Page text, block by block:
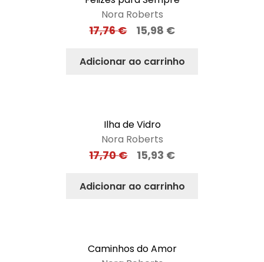
Nora Roberts
17,76€ 15,98 €
Adicionar ao carrinho
Ilha de Vidro
Nora Roberts
17,70€ 15,93 €
Adicionar ao carrinho
Caminhos do Amor